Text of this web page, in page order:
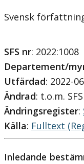
Svensk
SFS nr: 2022:1008
Departement/
Utfärdad: 2022-
Ändrad: t.o.m.
Ändringsregister:
Källa: Fulltext
Inledande